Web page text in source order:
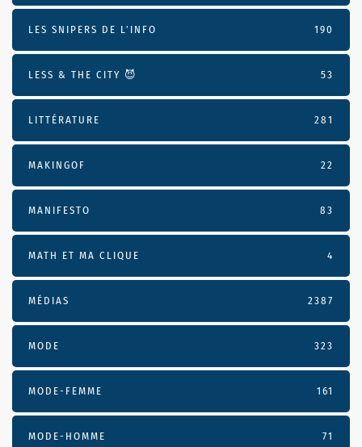
LES SNIPERS DE L’INFO 190
LESS & THE CITY 😈 53
LITTÉRATURE 281
MAKINGOF 22
MANIFESTO 83
MATH ET MA CLIQUE 4
MÉDIAS 2387
MODE 323
MODE-FEMME 161
MODE-HOMME 71